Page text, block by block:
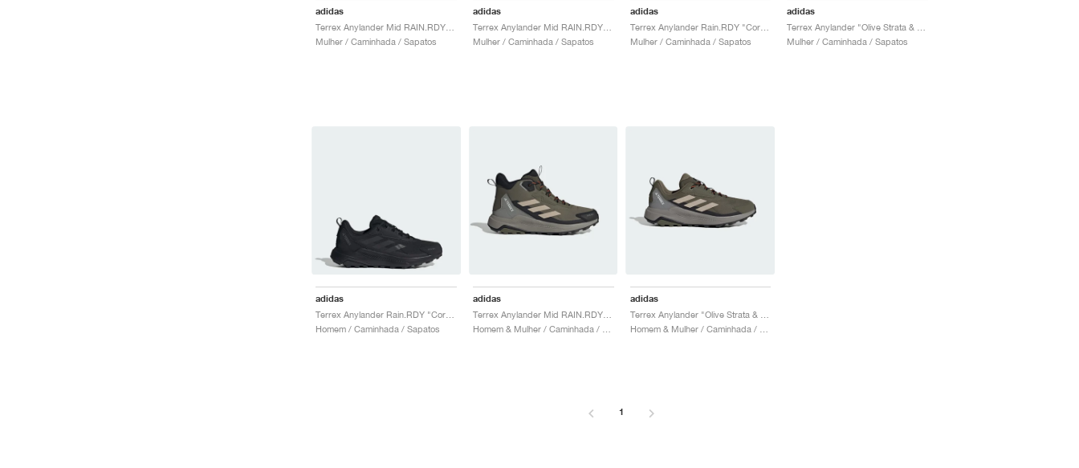
adidas
Mulher / Caminhada / Sapatos
adidas
Terrex Anylander Mid RAIN.RDY "Olive Strata & Amber Tint"
Mulher / Caminhada / Sapatos
adidas
Terrex Anylander Rain.RDY "Core Black"
Mulher / Caminhada / Sapatos
adidas
Mulher / Caminhada / Sapatos
adidas
Homem / Caminhada / Sapatos
adidas
Terrex Anylander Mid RAIN.RDY "Olive Strata & Wonder Beige"
adidas
1